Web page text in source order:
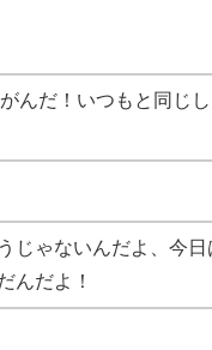
んだ！いつもと同じ
じゃないんだよ、今
んだよ！